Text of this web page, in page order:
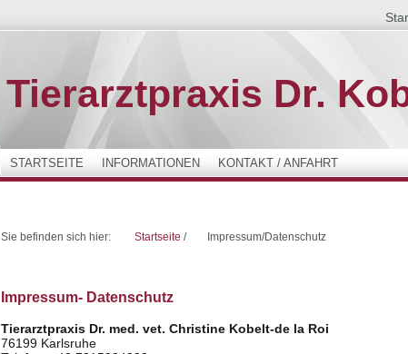
Tierarztpraxis Dr.
STARTSEITE INFORMATIONEN KONTAKT / ANFAHRT
Sie befinden sich hier: Startseite / Impressum/Datenschutz
Impressum- Datenschutz
Tierarztpraxis Dr. med. vet. Christine Kobelt-de la Roi
76199 Karlsruhe